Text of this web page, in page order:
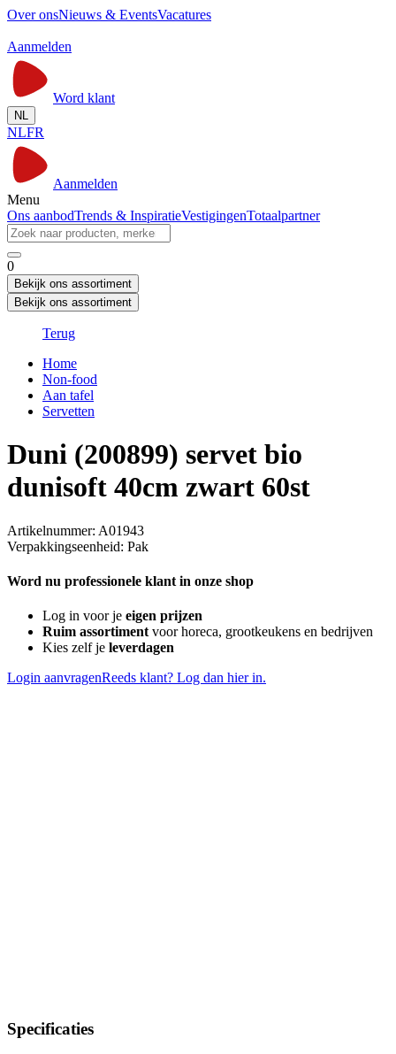
Over onsNieuws & EventsVacatures
Aanmelden
Word klant
NL
NLFR
Aanmelden
Menu
Ons aanbodTrends & InspiratieVestigingenTotaalpartner
0
Bekijk ons assortiment
Bekijk ons assortiment
Terug
Home
Non-food
Aan tafel
Servetten
Duni (200899) servet bio
dunisoft 40cm zwart 60st
Artikelnummer: A01943
Verpakkingseenheid: Pak
Word nu professionele klant in onze shop
Log in voor je eigen prijzen
Ruim assortimentvoor horeca, grootkeukens en bedrijven
Kies zelf je leverdagen
Login aanvragenReeds klant? Log dan hier in.
Specificaties